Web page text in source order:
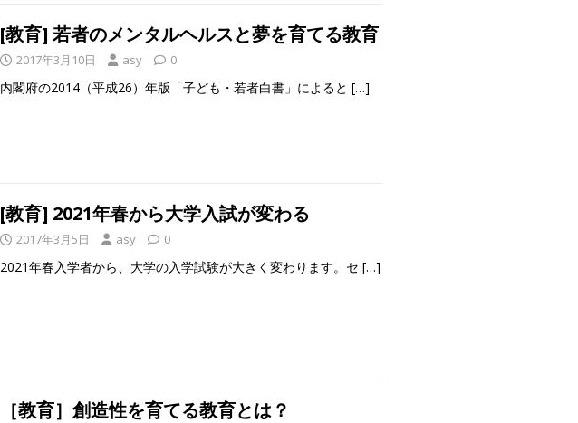
[教育] 若者のメンタルヘルスと夢を育てる教育
2017年3月10日 asy 0
内閣府の2014（平成26）年版「子ども・若者白書」によると […]
[教育] 2021年春から大学入試が変わる
2017年3月5日 asy 0
2021年春入学者から、大学の入学試験が大きく変わります。セ […]
［教育］創造性を育てる教育とは？